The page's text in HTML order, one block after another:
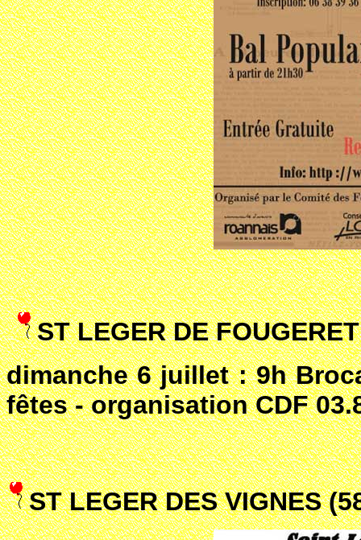
ST LEGER DE
dimanche 6 juillet : 9h
fêtes - organisation CDF
ST LEGER DES VIGNES